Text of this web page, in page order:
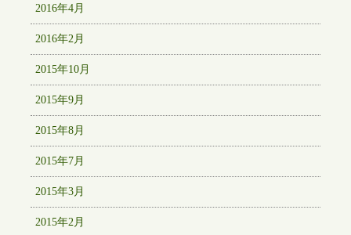
2016年4月
2016年2月
2015年10月
2015年9月
2015年8月
2015年7月
2015年3月
2015年2月